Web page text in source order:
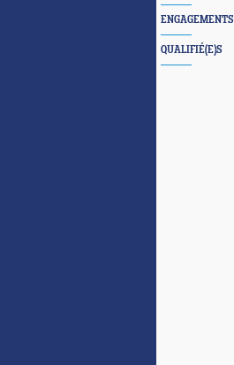
ENGAGEMENTS
QUALIFIÉ(E)S